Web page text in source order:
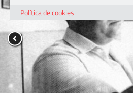
Política de cookies